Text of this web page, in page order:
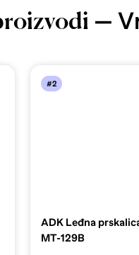
—
#2
ADK Leđna
MT-129B